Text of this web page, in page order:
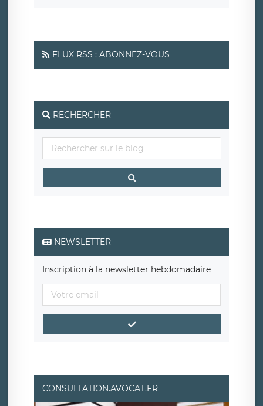
FLUX RSS : ABONNEZ-VOUS
RECHERCHER
NEWSLETTER
Inscription à la newsletter hebdomadaire
CONSULTATION.AVOCAT.FR